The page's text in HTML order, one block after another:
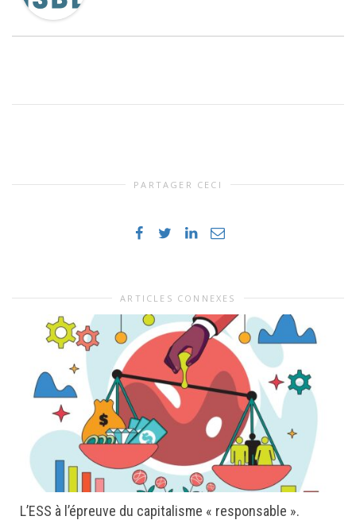
PARTAGER CECI
ARTICLES CONNEXES
L’ESS à l’épreuve du capitalisme « responsable ».